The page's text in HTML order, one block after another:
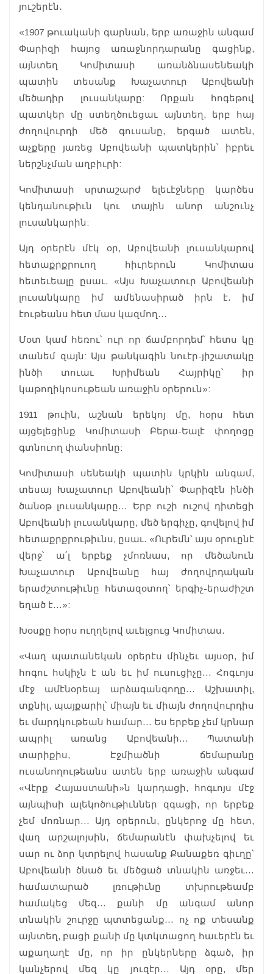
յուշերէն․
«1907 թուականի գարնան, երբ առաջին անգամ
Փարիզի հայոց առաջնորդարանը գացինք,
այնտեղ Կոմիտասի առանձնասենեակի
պատին տեսանք Խաչատուր Աբովեանի
մեծադիր լուսանկարը: Որքան հոգեթով
պատկեր մը ստեղծուեցաւ այնտեղ, երբ հայ
ժողովուրդի մեծ գուսանը, երգած ատեն,
աչքերը յառեց Աբովեանի պատկերին՝ իբրեւ
ներշնչման աղբիւրի:
Կոմիտասի սրտաշարժ ելեւէջները կարծես
կենդանութիւն կու տային անոր անշունչ
լուսանկարին:
Այդ օրերէն մէկ օր, Աբովեանի լուսանկարով
հետաքրքրուող հիւրերուն Կոմիտաս
հետեւեալը ըսաւ. «Այս Խաչատուր Աբովեանի
լուսանկարը իմ ամենասիրած իրն է․ իմ
էութեանս հետ մաս կազմող…
Մօտ կամ հեռու՝ ուր որ ճամբորդեմ՝ հետս կը
տանեմ զայն: Այս թանկագին նուէր-յիշատակը
ինծի տուաւ Խրիմեան Հայրիկը՝ իր
կաթողիկոսութեան առաջին օրերուն»:
1911 թուին, աշնան երեկոյ մը, հօրս հետ
այցելեցինք Կոմիտասի Բերա-Եալէ փողոցը
գտնուող փանսիոնը:
Կոմիտասի սենեակի պատին կրկին անգամ,
տեսայ Խաչատուր Աբովեանի՝ Փարիզէն ինծի
ծանօթ լուսանկարը… Երբ ուշի ուշով դիտեցի
Աբովեանի լուսանկարը, մեծ երգիչը, գովելով իմ
հետաքրքրութիւնս, ըսաւ. «Ուրեմն՝ այս օրուընէ
վերջ՝ ա՛լ երբեք չմոռնաս, որ մեծանուն
Խաչատուր Աբովեանը հայ ժողովրդական
երաժշտութիւնը հետազօտող՝ երգիչ-երաժիշտ
եղած է…»:
Խօսքը հօրս ուղղելով աւելցուց Կոմիտաս.
«Վաղ պատանեկան օրերէս մինչեւ այսօր, իմ
հոգու հսկիչն է ան եւ իմ ուսուցիչը… Հոգւոյս
մէջ ամէնօրեայ արձագանգողը… Աշխատիլ,
տքնիլ, պայքարիլ՝ միայն եւ միայն ժողովուրդիս
եւ մարդկութեան համար… Ես երբեք չեմ կրնար
ապրիլ առանց Աբովեանի… Պատանի
տարիքիս, Էջմիածնի ճեմարանը
ուսանողութեանս ատեն երբ առաջին անգամ
«Վէրք Հայաստանի»ն կարդացի, հոգւոյս մէջ
այնպիսի ալեկոծութիւններ զգացի, որ երբեք
չեմ մոռնար… Այդ օրերուն, ընկերոջ մը հետ,
վաղ արշալոյսին, ճեմարանէն փախչելով եւ
սար ու ձոր կտրելով հասանք Քանաքեռ գիւղը՝
Աբովեանի ծնած եւ մեծցած տնակին առջեւ…
համատարած լռութիւնը տխրութեամբ
համակեց մեզ… քանի մը անգամ անոր
տնակին շուրջը պտտեցանք… ոչ ոք տեսանք
այնտեղ, բացի քանի մը կտկտացող հաւերէն եւ
աքաղաղէ մը, որ իր ընկերները ձգած, իր
կանչերով մեզ կը յուզէր… Այդ օրը, մեր